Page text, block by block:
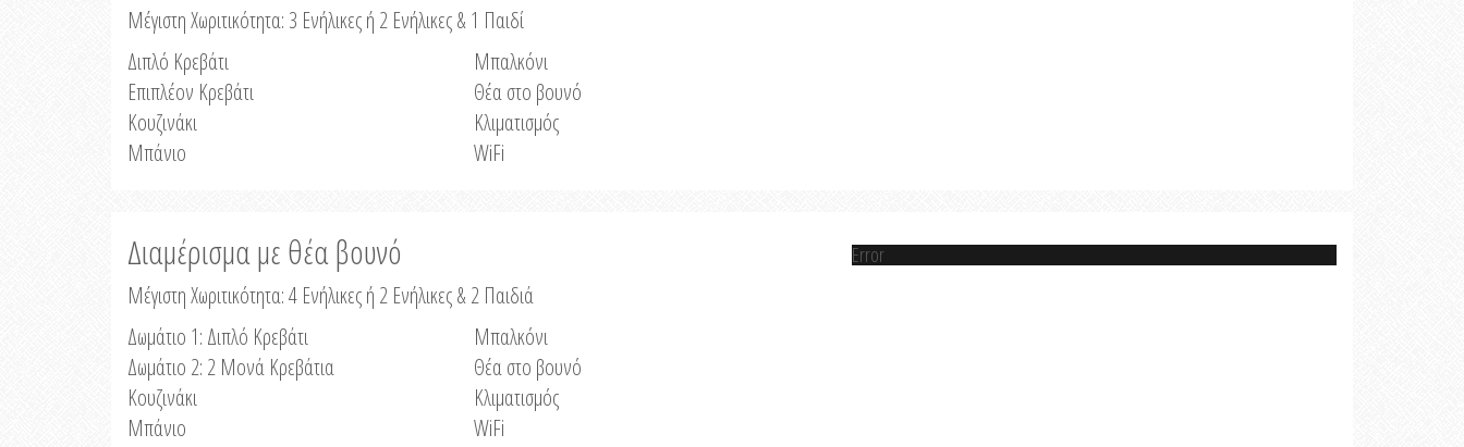
Μέγιστη Χωριτικότητα: 3 Ενήλικες ή 2 Ενήλικες & 1 Παιδί
Διπλό Κρεβάτι
Επιπλέον Κρεβάτι
Κουζινάκι
Μπάνιο
Μπαλκόνι
Θέα στο βουνό
Κλιματισμός
WiFi
Διαμέρισμα με θέα βουνό
Μέγιστη Χωριτικότητα: 4 Ενήλικες ή 2 Ενήλικες & 2 Παιδιά
Δωμάτιο 1: Διπλό Κρεβάτι
Δωμάτιο 2: 2 Μονά Κρεβάτια
Κουζινάκι
Μπάνιο
Μπαλκόνι
Θέα στο βουνό
Κλιματισμός
WiFi
Error